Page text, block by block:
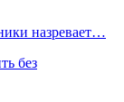
назревает…
без